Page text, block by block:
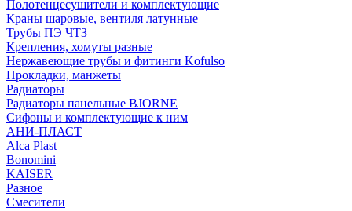
Полотенцесушители и комплектующие
Краны шаровые, вентиля латунные
Трубы ПЭ ЧТЗ
Крепления, хомуты разные
Нержавеющие трубы и фитинги Kofulso
Прокладки, манжеты
Радиаторы
Радиаторы панельные BJORNE
Сифоны и комплектующие к ним
АНИ-ПЛАСТ
Alca Plast
Bonomini
KAISER
Разное
Смесители